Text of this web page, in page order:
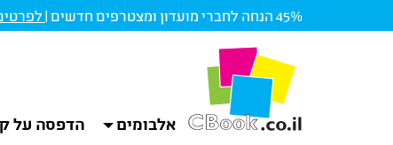
45% הנחה לחברי מועדון ומצטרפים חדשים |
אלבומים הדפסה על